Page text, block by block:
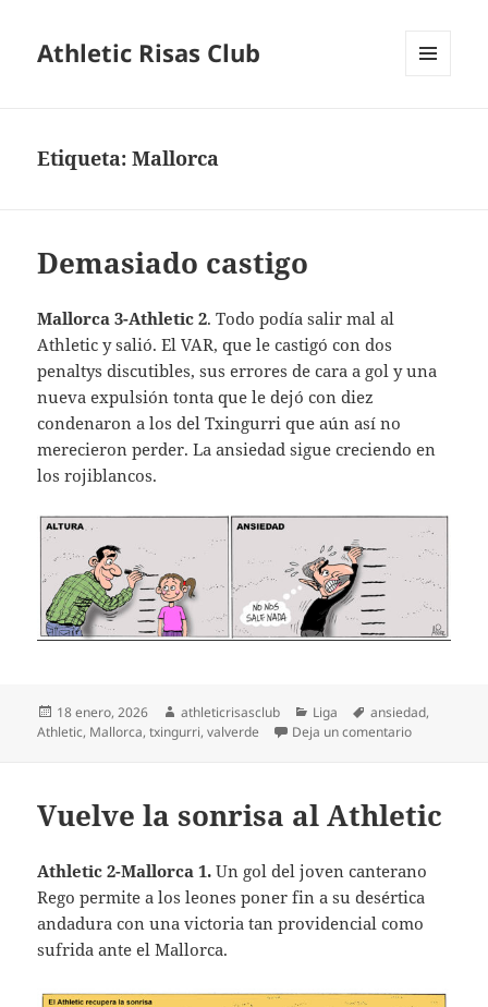
Athletic Risas Club
Etiqueta:Mallorca
Demasiado castigo
Mallorca 3-Athletic 2. Todo podía salir mal al
Athletic y salió. El VAR, que le castigó con dos
penaltys discutibles, sus errores de cara a gol y una
nueva expulsión tonta que le dejó con diez
condenaron a los del Txingurri que aún así no
merecieron perder. La ansiedad sigue creciendo en
los rojiblancos.
Publicado
el
18 enero, 2026 Autor
athleticrisasclub Categorías
Liga Etiquetas
ansiedad,
Athletic, Mallorca,txingurri,valverde Deja un comentarioen
Vuelve la sonrisa al Athletic
Athletic 2-Mallorca 1. Un gol del joven canterano
Rego permite a los leones poner fin a su desértica
andadura con una victoria tan providencial como
sufrida ante el Mallorca.